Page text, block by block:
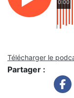
0:00
Télécharger le
Partager :